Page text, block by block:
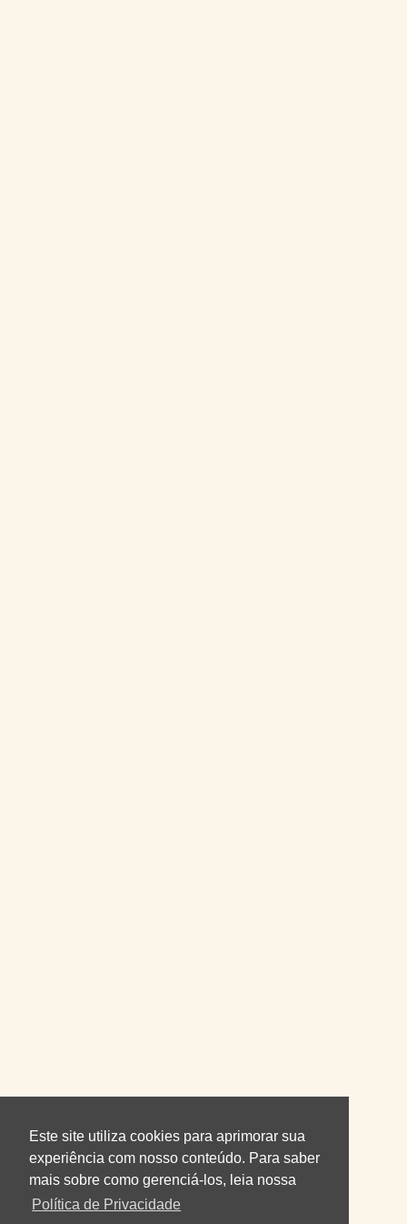
Este site utiliza cookies para aprimorar sua
experiência com nosso conteúdo. Para saber
mais sobre como gerenciá-los, leia nossa
Política de Privacidade